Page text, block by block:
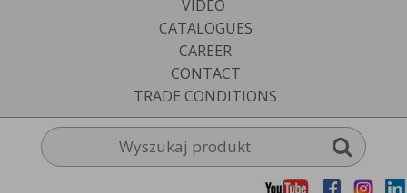
VIDEO
CATALOGUES
CAREER
CONTACT
TRADE CONDITIONS